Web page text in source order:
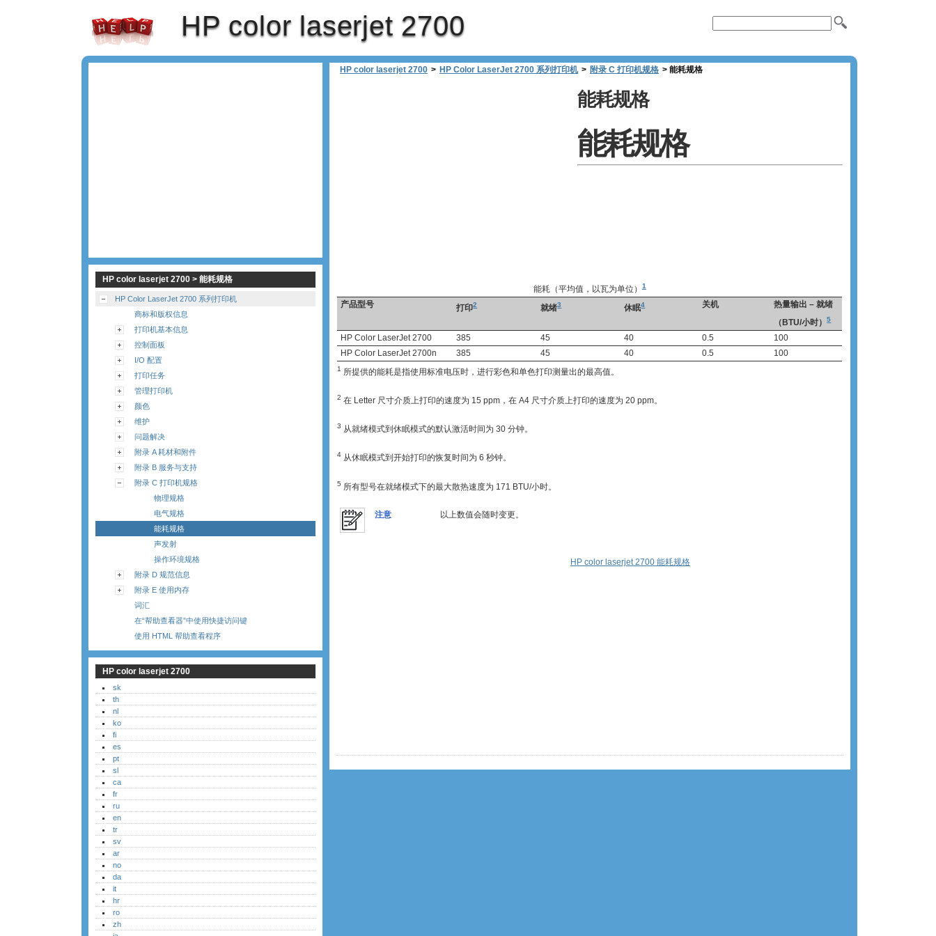
HP color laserjet 2700
HP color laserjet 2700 > HP Color LaserJet 2700 系列打印机 > 附录 C 打印机规格 > 能耗规格
能耗规格
能耗规格
能耗（平均值，以瓦为单位）1
产品型号 打印2 就绪3 休眠4 关机
热量输出 – 就绪
（BTU/小时）5
HP Color LaserJet 2700 385 45 40 0.5
100
HP Color LaserJet 2700n
385 45 40 0.5 100
1 所提供的能耗是指使用标准电压时，进行彩色和单色打印测量出的最高值。
2 在 Letter 尺寸介质上打印的速度为 15 ppm，在 A4 尺寸介质上打印的速度为 20 ppm。
3 从就绪模式到休眠模式的默认激活时间为 30 分钟。
4 从休眠模式到开始打印的恢复时间为 6 秒钟。
5 所有型号在就绪模式下的最大散热速度为 171 BTU/小时。
注意 以上数值会随时变更。
HP color laserjet 2700 能耗规格
HP color laserjet 2700 > 能耗规格
HP Color LaserJet 2700 系列打印机
商标和版权信息
打印机基本信息
控制面板
I/O 配置
打印任务
管理打印机
颜色
维护
问题解决
附录 A 耗材和附件
附录 B 服务与支持
附录 C 打印机规格
物理规格
电气规格
能耗规格
声发射
操作环境规格
附录 D 规范信息
附录 E 使用内存
词汇
在“帮助查看器”中使用快捷访问键
使用 HTML 帮助查看程序
HP color laserjet 2700
sk
th
nl
ko
fi
es
pt
sl
ca
fr
ru
en
tr
sv
ar
no
da
it
hr
ro
zh